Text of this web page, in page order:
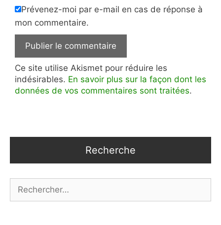
Prévenez-moi par e-mail en cas de réponse à
mon commentaire.
Ce site utilise Akismet pour réduire les
indésirables. En savoir plus sur la façon dont les
données de vos commentaires sont traitées.
Recherche